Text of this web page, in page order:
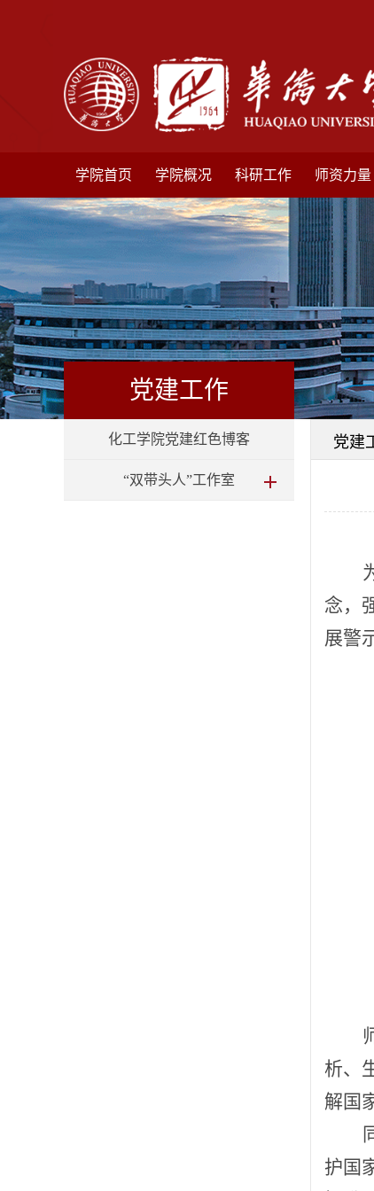
学院首页 学院概况 科研工作 师资力量
党建工作
化工学院党建红色博客
“双带头人”工作室
党建
念，
展警
析、
解国
护国